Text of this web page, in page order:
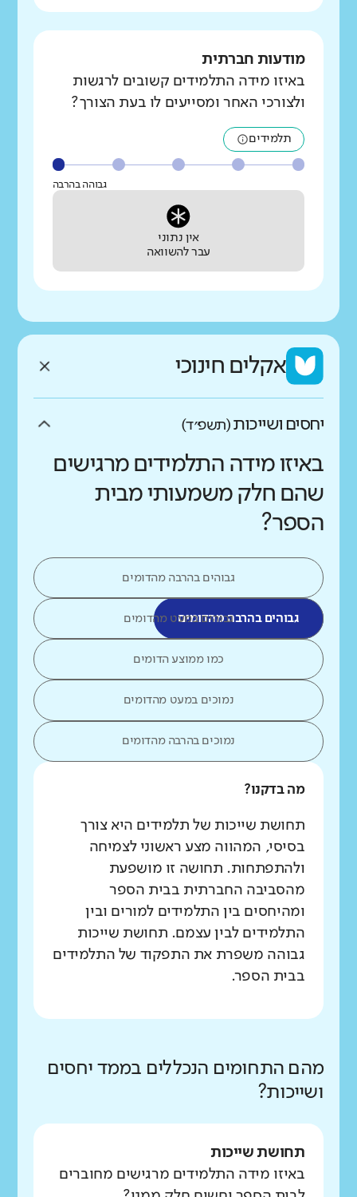
מודעות חברתית
באיזו מידה התלמידים קשובים לרגשות
ולצורכי האחר ומסייעים לו בעת הצורך?
תלמידים
גבוהה בהרבה
אין נתוני
עבר להשוואה
אקלים חינוכי
יחסים ושייכות(תשפ״ד)
באיזו מידה התלמידים מרגישים
שהם חלק משמעותי מבית
הספר?
גבוהים בהרבה מהדומים
גבוהים בהרבה מהדומיםגבוהים במעט מהדומים
כמו ממוצע הדומים
נמוכים במעט מהדומים
נמוכים בהרבה מהדומים
מה בדקנו?
תחושת שייכות של תלמידים היא צורך
בסיסי, המהווה מצע ראשוני לצמיחה
ולהתפתחות. תחושה זו מושפעת
מהסביבה החברתית בבית הספר
ומהיחסים בין התלמידים למורים ובין
התלמידים לבין עצמם. תחושת שייכות
גבוהה משפרת את התפקוד של התלמידים
בבית הספר.
מהם התחומים הנכללים בממד יחסים
ושייכות?
תחושת שייכות
באיזו מידה התלמידים מרגישים מחוברים